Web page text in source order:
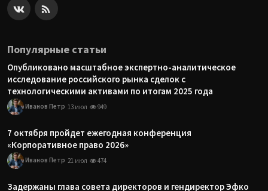
Популярные статьи
Опубликовано масштабное экспертно-аналитическое
исследование российского рынка сделок с
технологическими активами по итогам 2025 года
Иванов Петр 13 июл 949
7 октября пройдет ежегодная конференция
«Корпоративное право 2026»
Иванов Петр 21 июл 474
Задержаны глава совета директоров и гендиректор Эфко